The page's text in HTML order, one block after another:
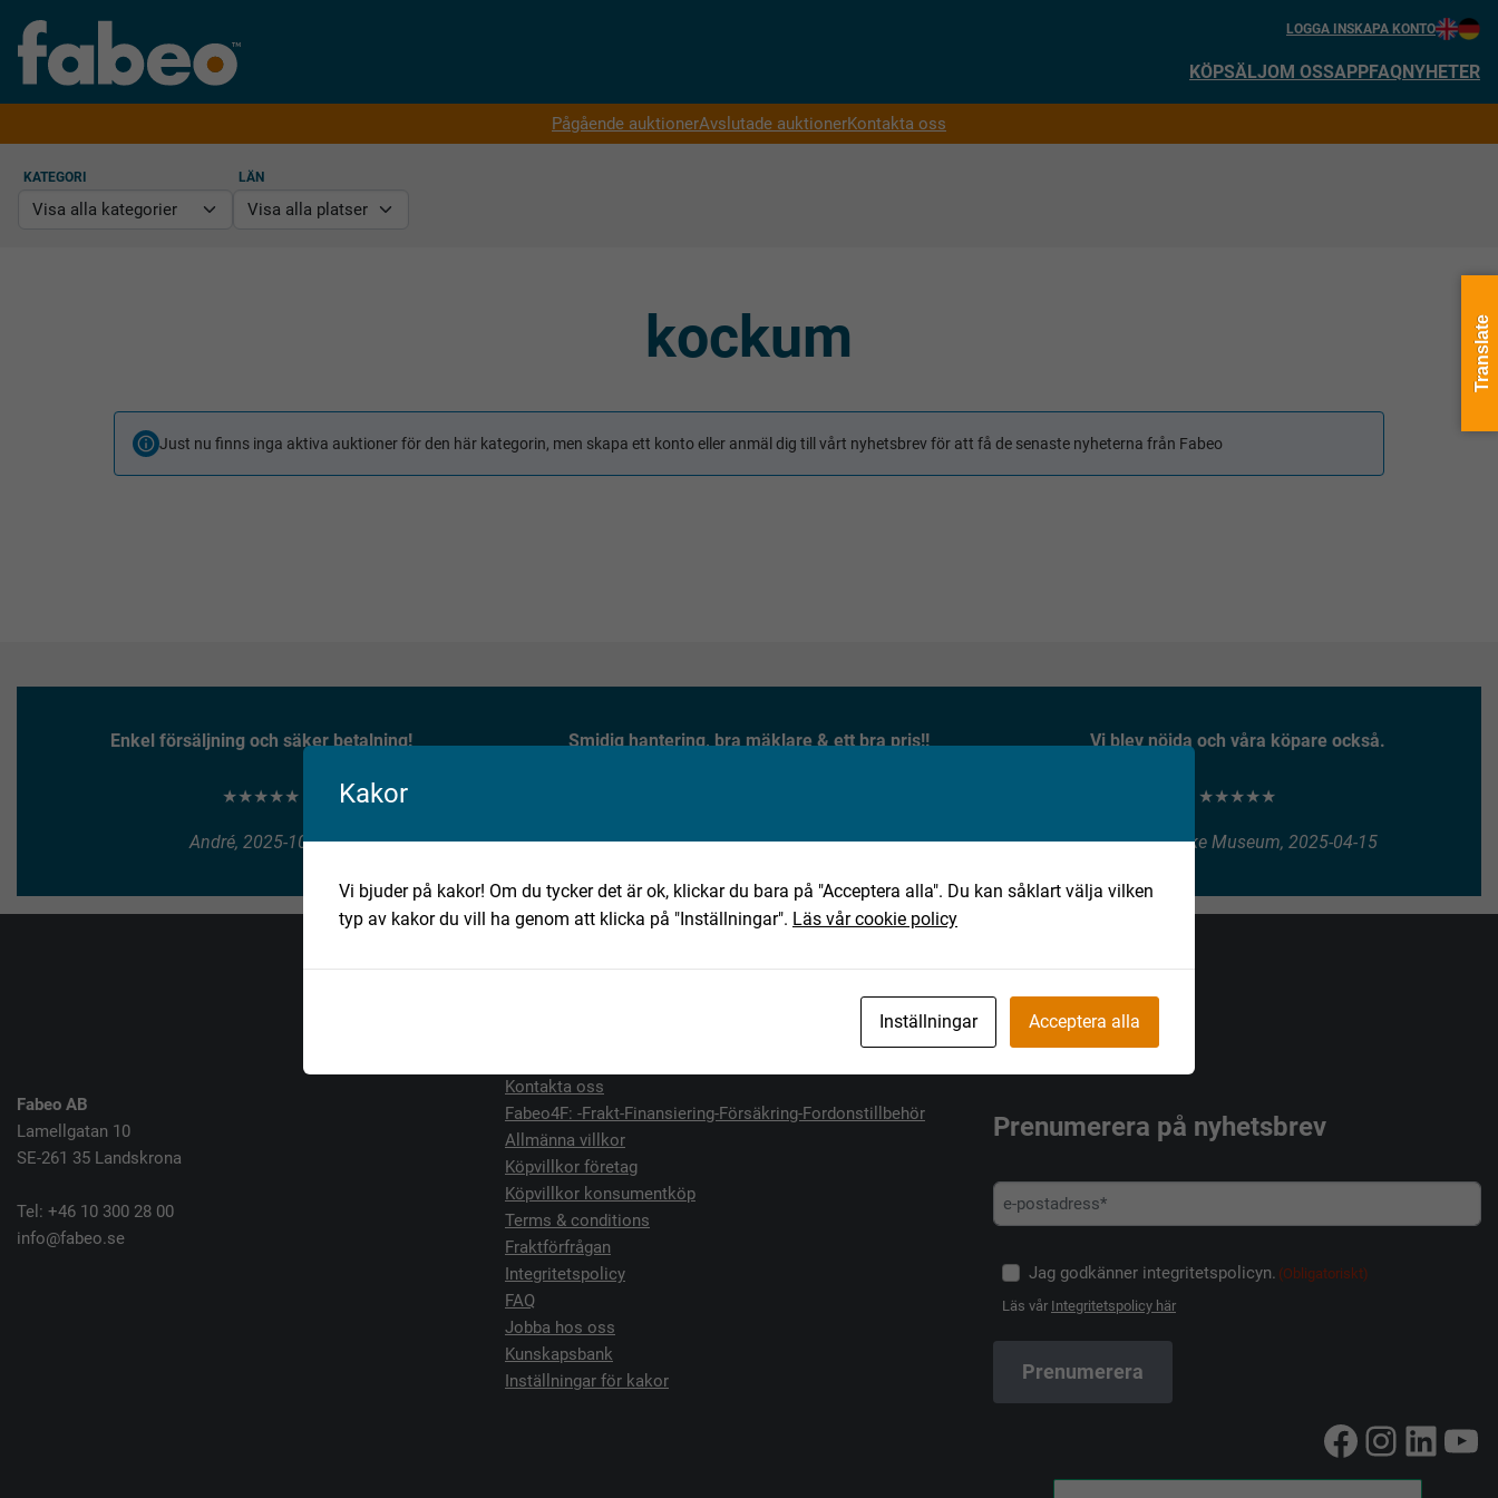
LOGGA INSKAPA KONTO
KÖPSÄLJOM OSSAPPFAQNYHETER
Pågående auktionerAvslutade auktionerKontakta oss
KATEGORI LÄN
kockum
Just nu finns inga aktiva auktioner för den här kategorin, men skapa ett konto eller anmäl dig till vårt nyhetsbrev för att få de senaste nyheterna från Fabeo
Enkel försäljning och säker betalning!
★★★★★
André, 2025-10-10
Smidig hantering, bra mäklare & ett bra pris!!
Jan, 2025-10-02
Vi blev nöjda och våra köpare också.
★★★★★
Henry Vitlycke Museum, 2025-04-15
Fabeo AB
Lamellgatan 10
SE-261 35 Landskrona
Tel: +46 10 300 28 00
info@fabeo.se
Kontakta oss
Fabeo4F: -Frakt-Finansiering-Försäkring-Fordonstillbehör
Allmänna villkor
Köpvillkor företag
Köpvillkor konsumentköp
Terms & conditions
Fraktförfrågan
Integritetspolicy
FAQ
Jobba hos oss
Kunskapsbank
Inställningar för kakor
Prenumerera på nyhetsbrev
Jag godkänner integritetspolicyn. (Obligatoriskt)
Läs vår Integritetspolicy här
Facebook
Kakor
Vi bjuder på kakor! Om du tycker det är ok, klickar du bara på "Acceptera alla". Du kan såklart välja vilken
typ av kakor du vill ha genom att klicka på "Inställningar". Läs vår cookie policy
Inställningar Acceptera alla
Translate